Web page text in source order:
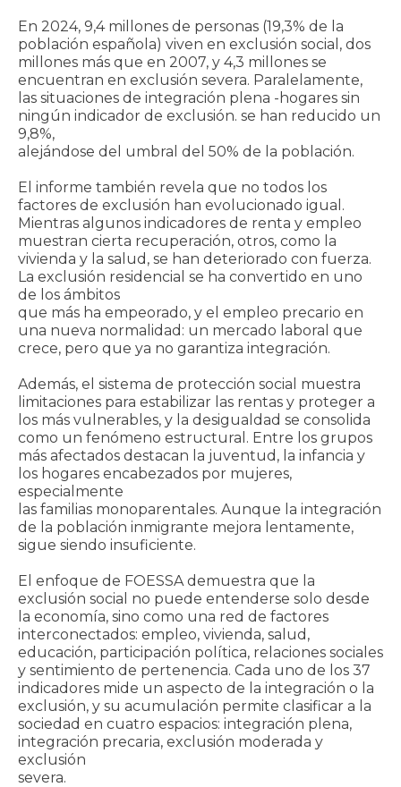
En 2024, 9,4 millones de personas (19,3% de la
población española) viven en exclusión social, dos
millones más que en 2007, y 4,3 millones se
encuentran en exclusión severa. Paralelamente,
las situaciones de integración plena -hogares sin
ningún indicador de exclusión. se han reducido un
9,8%,
alejándose del umbral del 50% de la población.
El informe también revela que no todos los
factores de exclusión han evolucionado igual.
Mientras algunos indicadores de renta y empleo
muestran cierta recuperación, otros, como la
vivienda y la salud, se han deteriorado con fuerza.
La exclusión residencial se ha convertido en uno
de los ámbitos
que más ha empeorado, y el empleo precario en
una nueva normalidad: un mercado laboral que
crece, pero que ya no garantiza integración.
Además, el sistema de protección social muestra
limitaciones para estabilizar las rentas y proteger a
los más vulnerables, y la desigualdad se consolida
como un fenómeno estructural. Entre los grupos
más afectados destacan la juventud, la infancia y
los hogares encabezados por mujeres,
especialmente
las familias monoparentales. Aunque la integración
de la población inmigrante mejora lentamente,
sigue siendo insuficiente.
El enfoque de FOESSA demuestra que la
exclusión social no puede entenderse solo desde
la economía, sino como una red de factores
interconectados: empleo, vivienda, salud,
educación, participación política, relaciones sociales
y sentimiento de pertenencia. Cada uno de los 37
indicadores mide un aspecto de la integración o la
exclusión, y su acumulación permite clasificar a la
sociedad en cuatro espacios: integración plena,
integración precaria, exclusión moderada y
exclusión
severa.